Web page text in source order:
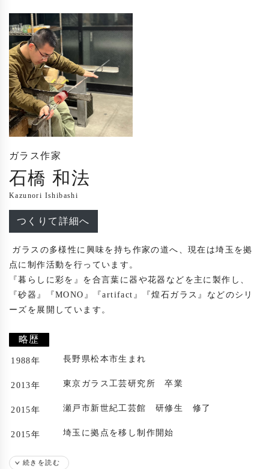
ガラス作家
石橋 和法
Kazunori Ishibashi
つくりて詳細へ
点に制作活動を行っています。
『暮らしに彩を』を合言葉に器や花器などを主に製作し、
『砂器』『MONO』『artifact』『煌石ガラス』などのシリ
ーズを展開しています。
略歴
1988年 長野県松本市生まれ
2013年 東京ガラス工芸研究所 卒業
2015年 瀬戸市新世紀工芸館 研修生 修了
2015年 埼玉に拠点を移し制作開始
続きを読む